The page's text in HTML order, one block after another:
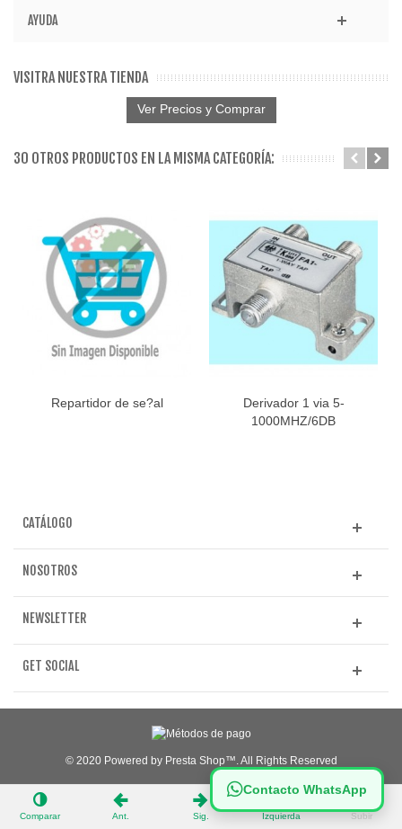
AYUDA
VISITRA NUESTRA TIENDA
Ver Precios y Comprar
30 OTROS PRODUCTOS EN LA MISMA CATEGORÍA:
Repartidor de se?al
Derivador 1 via 5-
1000MHZ/6DB
CATÁLOGO
NOSOTROS
NEWSLETTER
GET SOCIAL
Contacto WhatsApp
© 2020 Powered by Presta Shop™. All Rights Reserved
Comparar Ant. Sig. Izquierda Subir